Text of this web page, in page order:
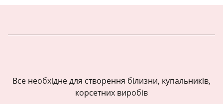
Все необхідне для створення білизни, купальників,
корсетних виробів